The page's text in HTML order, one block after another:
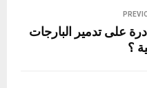
على تدمير البارجات
؟